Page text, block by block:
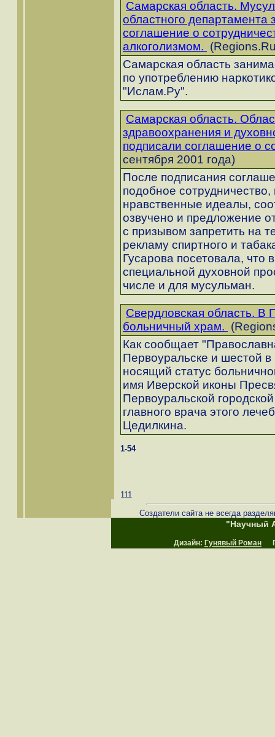
Самарская область.
областного департамента
соглашение о
алкоголизмом.
Самарская область
по употреблению
"Ислам.Ру".
Самарская область.
здравоохранения и
подписали соглашение о
сентября 2001 года)
После подписания
подобное
нравственные идеалы,
озвучено и предложение
с призывом запретить на
рекламу спиртного и
Гусарова посетовала, что
специальной духовной
числе и для мусульман.
Свердловская область. В
больничный храм.
Как сообщает
Первоуральске и шестой в
носящий статус
имя Иверской иконы
Первоуральской
главного врача этого
Цедилкина.
1-54
111
Создатели сайта не всегда
"Научный
Дизайн: Гунявый Роман